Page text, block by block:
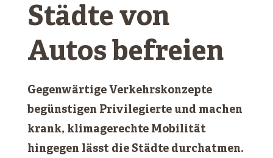
Städte von
Autos befreien
Gegenwärtige Verkehrskonzepte
begünstigen Privilegierte und machen
krank, klimagerechte Mobilität
hingegen lässt die Städte durchatmen.